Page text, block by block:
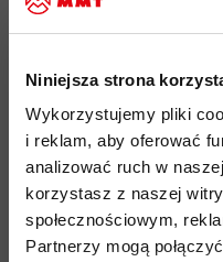
Niniejsza strona
Wykorzystujemy pliki
i reklam, aby oferować
analizować ruch w
korzystasz z naszej
społecznościowym,
Partnerzy mogą
płaska konstrukcja
przyjazność
recyklingu, certyfikat
kod produktu: 1014-15703
Więcej o produkcie